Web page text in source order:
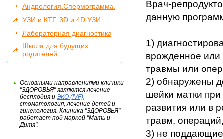
Андрология.Спермограмма.
УЗИ и КТГ. 3D и 4D УЗИ .
Лабораторная диагностика
Школа для будущих
родителей
Основными направлениями клиники
"ЗДОРОВЬЯ" являются лечение
бесплодия и ЭКО (IVF),
стоматология, лечение детей и
гинекология. Клиника "ЗДОРОВЬЯ"
работает под маркой "Мать и
Дитя".
Врач-
данную
1)
врожденное или
травмы или
2) обнаружены
шейки матки
развития или в
травм,
3) не